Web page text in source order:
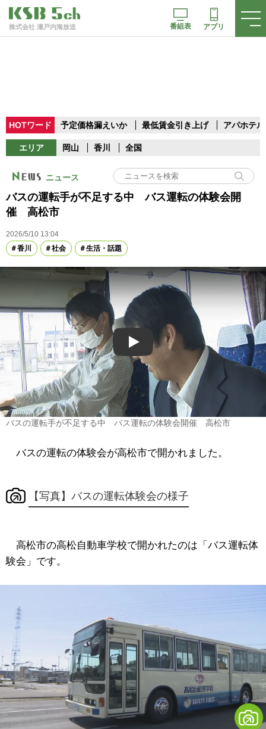
株式会社 瀬戸内海放送 番組表 アプリ
HOTワード 予定価格漏えいか 最低賃金引き上げ アパホテル
エリア 岡山 香川 全国
ニュース
バスの運転手が不足する中 バス運転の体験会開
催 高松市
2026/5/10 13:04
香川
社会 生活・話題
Play
バスの運転手が不足する中 バス運転の体験会開催 高松市
バスの運転の体験会が高松市で開かれました。
【写真】バスの運転体験会の様子
高松市の高松自動車学校で開かれたのは「バス運転体
験会」です。